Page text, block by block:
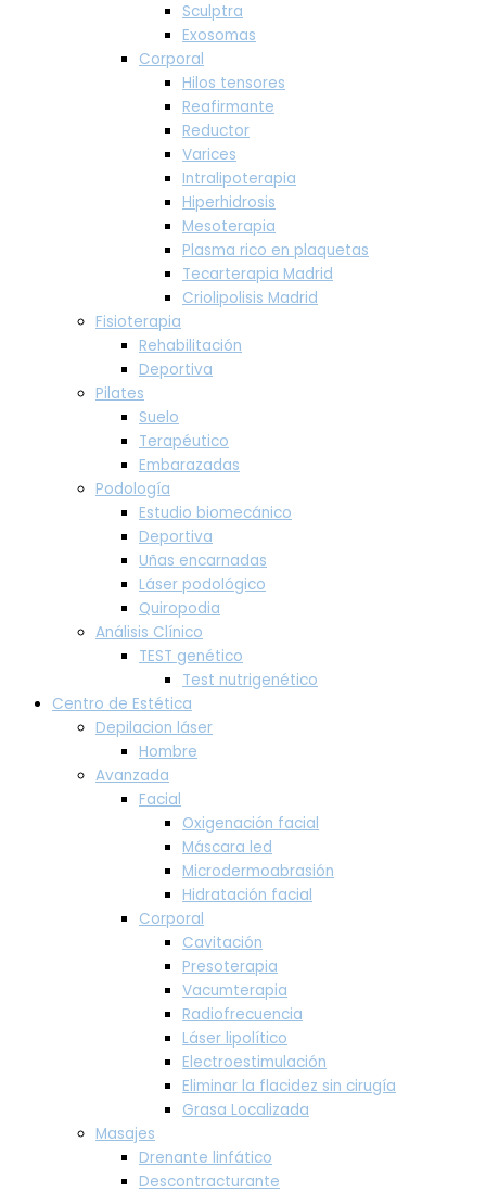
Sculptra
Exosomas
Corporal
Hilos tensores
Reafirmante
Reductor
Varices
Intralipoterapia
Hiperhidrosis
Mesoterapia
Plasma rico en plaquetas
Tecarterapia Madrid
Criolipolisis Madrid
Fisioterapia
Rehabilitación
Deportiva
Pilates
Suelo
Terapéutico
Embarazadas
Podología
Estudio biomecánico
Deportiva
Uñas encarnadas
Láser podológico
Quiropodia
Análisis Clínico
TEST genético
Test nutrigenético
Centro de Estética
Depilacion láser
Hombre
Avanzada
Facial
Oxigenación facial
Máscara led
Microdermoabrasión
Hidratación facial
Corporal
Cavitación
Presoterapia
Vacumterapia
Radiofrecuencia
Láser lipolítico
Electroestimulación
Eliminar la flacidez sin cirugía
Grasa Localizada
Masajes
Drenante linfático
Descontracturante